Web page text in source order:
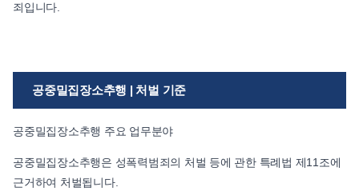
죄입니다.
공중밀집장소추행 | 처벌 기준
공중밀집장소추행 주요 업무분야
공중밀집장소추행은 성폭력범죄의 처벌 등에 관한 특례법 제11조에
근거하여 처벌됩니다.